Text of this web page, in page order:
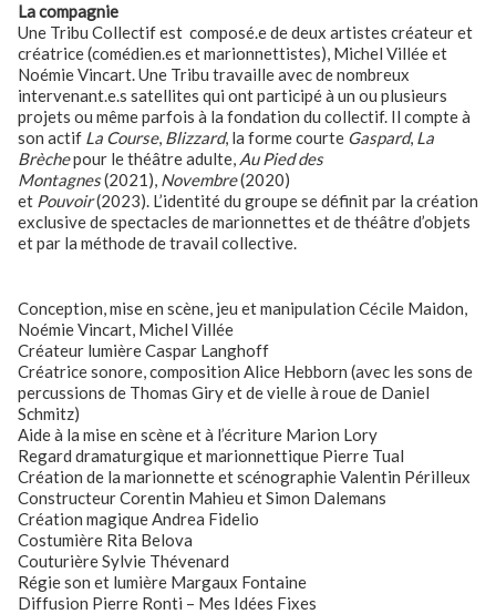
La compagnie
Une Tribu Collectif est composé.e de deux artistes créateur et
créatrice (comédien.es et marionnettistes), Michel Villée et
Noémie Vincart. Une Tribu travaille avec de nombreux
intervenant.e.s satellites qui ont participé à un ou plusieurs
projets ou même parfois à la fondation du collectif. Il compte à
son actif La Course, Blizzard, la forme courte Gaspard, La
Brèchepour le théâtre adulte, Au Pied des
Montagnes(2021), Novembre(2020)
et Pouvoir(2023). L’identité du groupe se définit par la création
exclusive de spectacles de marionnettes et de théâtre d’objets
et par la méthode de travail collective.
Conception, mise en scène, jeu et manipulation Cécile Maidon,
Noémie Vincart, Michel Villée
Créateur lumière Caspar Langhoff
Créatrice sonore, composition Alice Hebborn (avec les sons de
percussions de Thomas Giry et de vielle à roue de Daniel
Schmitz)
Aide à la mise en scène et à l’écriture Marion Lory
Regard dramaturgique et marionnettique Pierre Tual
Création de la marionnette et scénographie Valentin Périlleux
Constructeur Corentin Mahieu et Simon Dalemans
Création magique Andrea Fidelio
Costumière Rita Belova
Couturière Sylvie Thévenard
Régie son et lumière Margaux Fontaine
Diffusion Pierre Ronti – Mes Idées Fixes